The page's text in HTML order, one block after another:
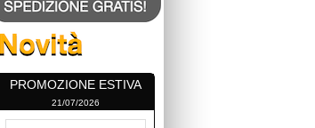
PROMOZIONE ESTIVA
21/07/2026